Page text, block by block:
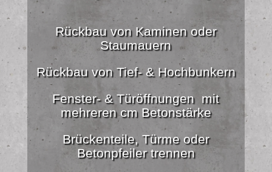
Rückbau von Kaminen oder
Staumauern
Rückbau von Tief- & Hochbunkern
Fenster- & Türöffnungen mit
mehreren cm Betonstärke
Brückenteile, Türme oder
Betonpfeiler trennen